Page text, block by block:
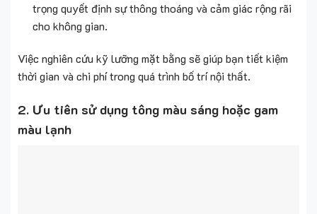
trọng quyết định sự thông thoáng và cảm giác rộng rãi
cho không gian.
Việc nghiên cứu kỹ lưỡng mặt bằng sẽ giúp bạn tiết kiệm
thời gian và chi phí trong quá trình bố trí nội thất.
2. Ưu tiên sử dụng tông màu sáng hoặc gam
màu lạnh